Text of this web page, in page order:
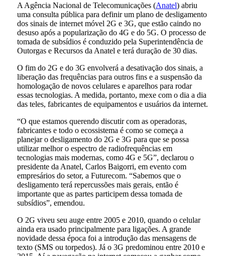
A Agência Nacional de Telecomunicações (Anatel) abriu
uma consulta pública para definir um plano de desligamento
dos sinais de internet móvel 2G e 3G, que estão caindo no
desuso após a popularização do 4G e do 5G. O processo de
tomada de subsídios é conduzido pela Superintendência de
Outorgas e Recursos da Anatel e terá duração de 30 dias.
O fim do 2G e do 3G envolverá a desativação dos sinais, a
liberação das frequências para outros fins e a suspensão da
homologação de novos celulares e aparelhos para rodar
essas tecnologias. A medida, portanto, mexe com o dia a dia
das teles, fabricantes de equipamentos e usuários da internet.
“O que estamos querendo discutir com as operadoras,
fabricantes e todo o ecossistema é como se começa a
planejar o desligamento do 2G e 3G para que se possa
utilizar melhor o espectro de radiofrequências em
tecnologias mais modernas, como 4G e 5G”, declarou o
presidente da Anatel, Carlos Baigorri, em evento com
empresários do setor, a Futurecom. “Sabemos que o
desligamento terá repercussões mais gerais, então é
importante que as partes participem dessa tomada de
subsídios”, emendou.
O 2G viveu seu auge entre 2005 e 2010, quando o celular
ainda era usado principalmente para ligações. A grande
novidade dessa época foi a introdução das mensagens de
texto (SMS ou torpedos). Já o 3G predominou entre 2010 e